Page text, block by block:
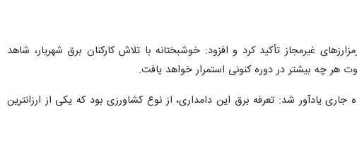
غیرمجاز تأکید کرد و افزود: خوشبختانه با تلاش کارکنان برق شهریار، شاهد
هر چه بیشتر در دوره کنونی استمرار خواهد یافت.
ماینر غیرمجاز در یک دامداری در ماه جاری یادآور شد: تعرفه برق این دامداری، از نوع کشاورزی بود که یکی از ارزانترین